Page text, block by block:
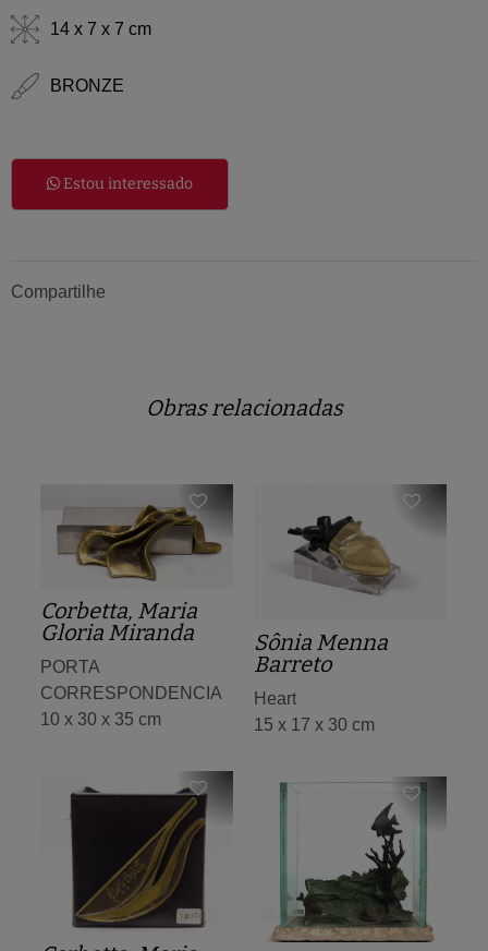
14 x 7 x 7 cm
BRONZE
Estou interessado
Compartilhe
Obras relacionadas
Corbetta, Maria
Gloria Miranda
PORTA
CORRESPONDENCIA
10 x 30 x 35 cm
Sônia Menna
Barreto
Heart
15 x 17 x 30 cm